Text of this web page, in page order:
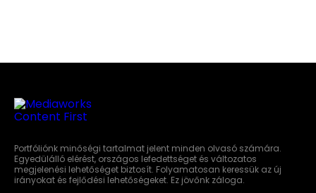
Portfóliónk minőségi tartalmat jelent minden olvasó számára.
Egyedülálló elérést, országos lefedettséget és változatos
megjelenési lehetőséget biztosít. Folyamatosan keressük az új
irányokat és fejlődési lehetőségeket. Ez jövőnk záloga.